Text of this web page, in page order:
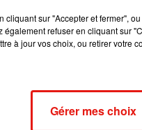
cliquant sur "Accepter et fermer",
également refuser en cliquant sur
à jour vos choix, ou retirer votre
Gérer mes choix